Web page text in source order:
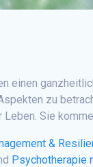
einen
zu
Sie
&
Psychotherapie